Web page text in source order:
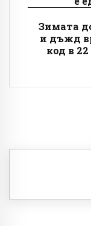
Зимата
и дъжд
код в